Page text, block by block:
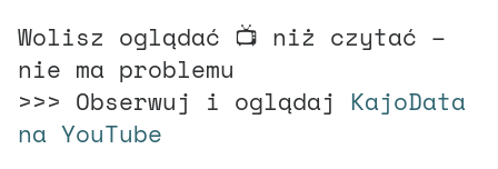
Wolisz oglądać 📺 niż czytać –
nie ma problemu
>>> Obserwuj i oglądaj KajoData
na YouTube